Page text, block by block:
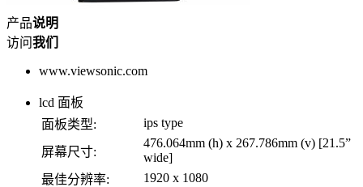
产品说明
访问我们
www.viewsonic.com
lcd 面板
面板类型:
ips type
屏幕尺寸:
476.064mm (h) x 267.786mm (v) [21.5”
wide]
最佳分辨率:
1920 x 1080